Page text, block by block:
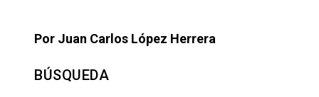
Por Juan Carlos López Herrera
BÚSQUEDA